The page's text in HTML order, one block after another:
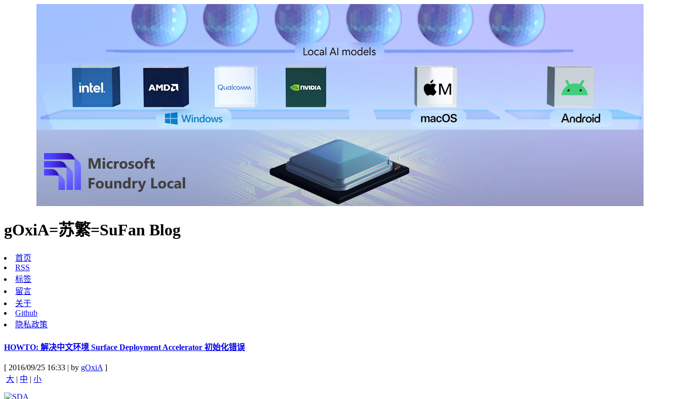
gOxiA=苏繁=SuFan Blog
首页
RSS
标签
留言
关于
Github
隐私政策
HOWTO: 解决中文环境 Surface Deployment Accelerator 初始化错误
[ 2016/09/25 16:33 | by gOxiA]
大 | 中 | 小